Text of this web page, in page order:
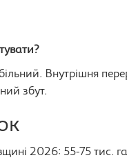
Внутрішня
збут.
2026: 55-75 тис.